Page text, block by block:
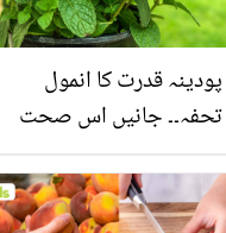
پودینہ قدرت کا انمول
تحفہ۔۔ جانیں اس صحت
انگیز طبی فوائد